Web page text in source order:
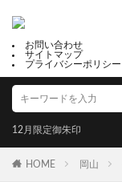
お問い合わせ
サイトマップ
プライバシーポリシー
12月限定御朱印
HOME 岡山